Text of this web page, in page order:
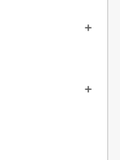
add
add